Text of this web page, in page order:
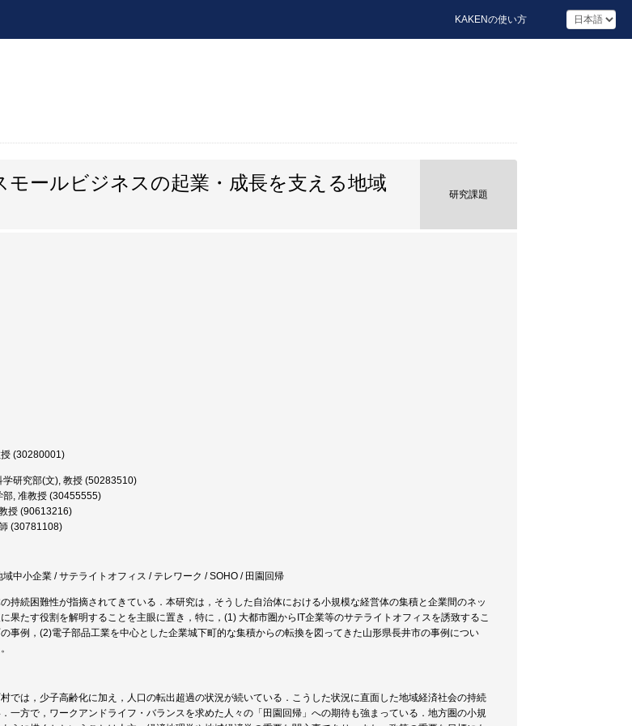
KAKENの使い方
ールビジネスの起業・成長を支える地域
研究課題
(30280001)
研究部(文), 教授 (50283510)
部, 准教授 (30455555)
授 (90613216)
(30781108)
中小企業 / サテライトオフィス / テレワーク / SOHO / 田園回帰
持続困難性が指摘されてきている．本研究は，そうした自治体における小規模な経営体の集積と企業間のネッ
果たす役割を解明することを主眼に置き，特に，(1) 大都市圏からIT企業等のサテライトオフィスを誘致するこ
事例，(2)電子部品工業を中心とした企業城下町的な集積からの転換を図ってきた山形県長井市の事例につい
では，少子高齢化に加え，人口の転出超過の状況が続いている．こうした状況に直面した地域経済社会の持続
一方で，ワークアンドライフ・バランスを求めた人々の「田園回帰」への期待も強まっている．地方圏の小規